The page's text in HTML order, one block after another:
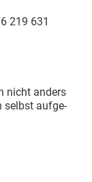
219 631
nicht anders
selbst aufge­